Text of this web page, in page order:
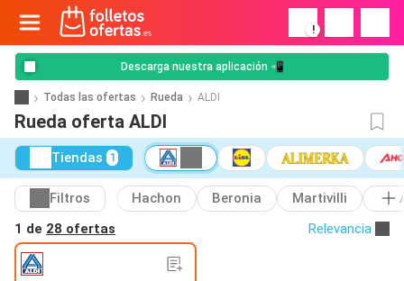
!
Descarga nuestra aplicación 📲
Todas las ofertas Rueda ALDI
Rueda oferta ALDI
Tiendas 1
Filtros Hachon Beronia Martivilli
1 de 28 ofertas Relevancia